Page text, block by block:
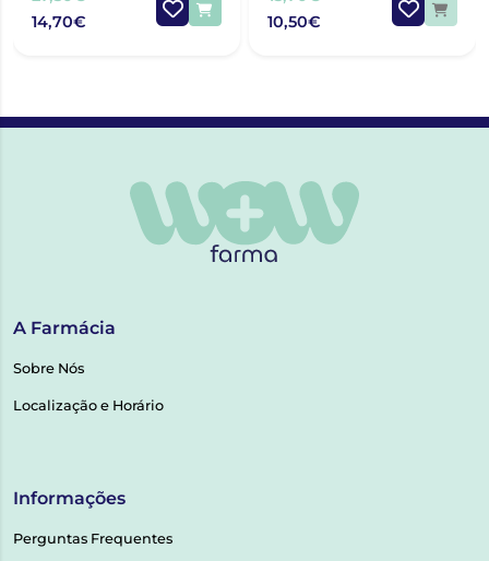
14,70€
10,50€
A Farmácia
Sobre Nós
Localização e Horário
Informações
Perguntas Frequentes